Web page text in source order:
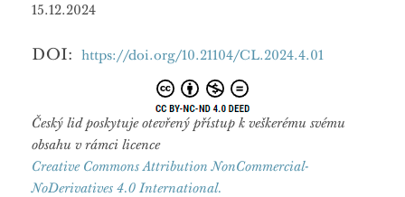
15.12.2024
DOI: https://doi.org/10.21104/CL.2024.4.01
Český lid poskytuje otevřený přístup k veškerému svému
obsahu v rámci licence
Creative Commons Attribution NonCommercial-
NoDerivatives 4.0 International.